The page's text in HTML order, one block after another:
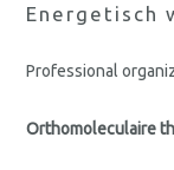
Energetisch
Professional
Orthomoleculaire